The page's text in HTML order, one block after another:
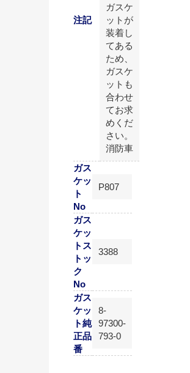
注記
ガスケ
ットが
装着し
てある
ため、
ガスケ
ットも
合わせ
てお求
めくだ
さい。
消防車
ガス
ケッ
ト
No
P807
ガス
ケッ
トス
トッ
ク
No
3388
ガス
ケッ
ト純
正品
番
8-
97300-
793-0